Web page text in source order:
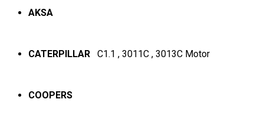
AKSA
CATERPILLAR C1.1 , 3011C , 3013C Motor
COOPERS